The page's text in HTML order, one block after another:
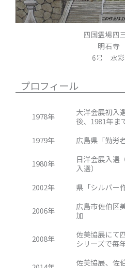
四国霊場四
明石寺
6号 水彩
プロフィール
1978年
大洋会展初入
後、1981年ま
1979年
広島県「勤労
1980年
日洋会展入選
入選）
2002年
県「シルバー
2006年
広島市佐伯区
加
2008年
佐美協展にて
シリーズで毎
佐美協展、佐